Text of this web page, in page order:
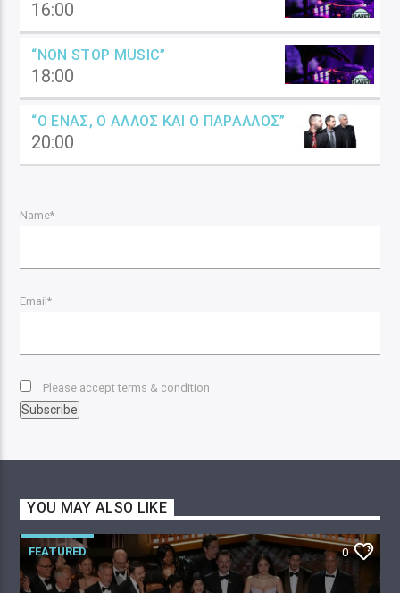
16:00
“NON STOP MUSIC”
18:00
“Ο ΈΝΑΣ, Ο ΆΛΛΟΣ ΚΑΙ Ο ΠΑΡΆΛΛΟΣ”
20:00
Name*
Email*
Please accept terms & condition
YOU MAY ALSO LIKE
FEATURED 0